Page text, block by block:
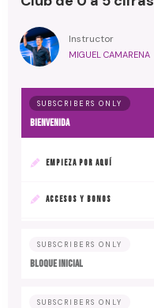
Instructor
MIGUEL CAMARENA
SUBSCRIBERS ONLY
BIENVENIDA
EMPIEZA POR AQUÍ
ACCESOS Y BONOS
SUBSCRIBERS ONLY
BLOQUE INICIAL
SUBSCRIBERS ONLY